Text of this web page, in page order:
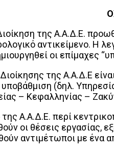
της Α.Α.Δ.Ε.
αντικείμενο. Η
οι επίμαχες
της Α.Α.Δ.Ε
υποβάθμιση (δηλ.
– Κεφαλληνίας –
Α.Α.Δ.Ε. περί
οι θέσεις εργασίας,
αντιμέτωποι με ένα